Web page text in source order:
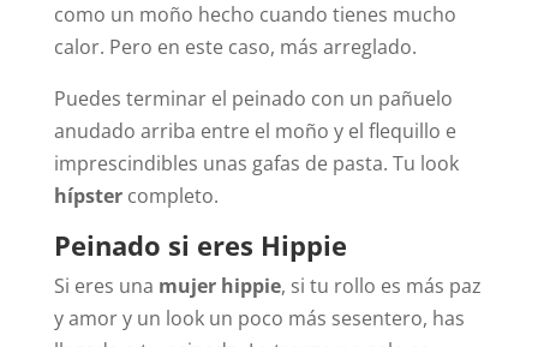
como un moño hecho cuando tienes mucho
calor. Pero en este caso, más arreglado.
Puedes terminar el peinado con un pañuelo
anudado arriba entre el moño y el flequillo e
imprescindibles unas gafas de pasta. Tu look
hípstercompleto.
Peinado si eres Hippie
Si eres una mujer hippie, si tu rollo es más paz
y amor y un look un poco más sesentero, has